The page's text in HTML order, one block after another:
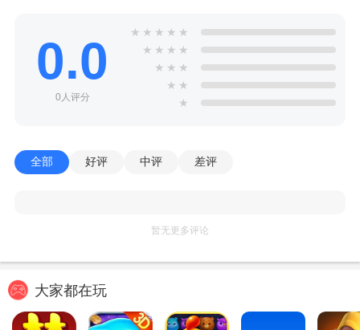
0.0
0人评分
★ ★ ★ ★ ★
★ ★ ★ ★
★ ★ ★
★ ★
★
全部 好评 中评 差评
暂无更多评论
大家都在玩